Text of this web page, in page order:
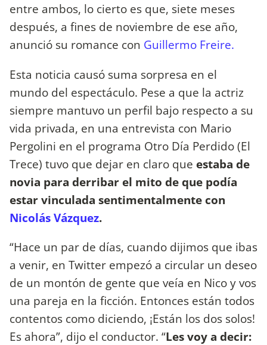
entre ambos, lo cierto es que, siete meses
después, a fines de noviembre de ese año,
anunció su romance con Guillermo Freire.
Esta noticia causó suma sorpresa en el
mundo del espectáculo. Pese a que la actriz
siempre mantuvo un perfil bajo respecto a su
vida privada, en una entrevista con Mario
Pergolini en el programa Otro Día Perdido (El
Trece) tuvo que dejar en claro que estaba de
novia para derribar el mito de que podía
estar vinculada sentimentalmente con
Nicolás Vázquez.
“Hace un par de días, cuando dijimos que ibas
a venir, en Twitter empezó a circular un deseo
de un montón de gente que veía en Nico y vos
una pareja en la ficción. Entonces están todos
contentos como diciendo, ¡Están los dos solos!
Es ahora”, dijo el conductor. “Les voy a decir: